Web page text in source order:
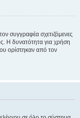
συγγραφέα σχετιζόμενες
Η δυνατότητα για χρήση
ορίστηκαν από τον